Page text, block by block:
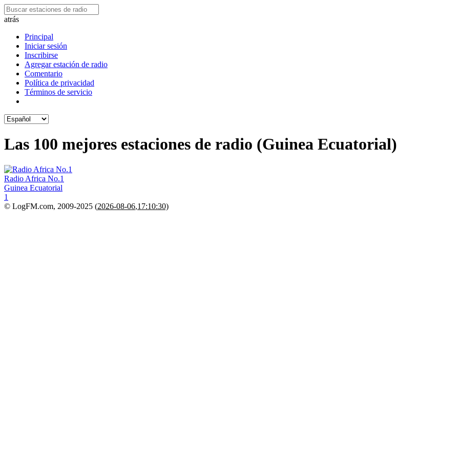
atrás
Principal
Iniciar sesión
Inscribirse
Agregar estación de radio
Comentario
Política de privacidad
Términos de servicio
Las 100 mejores estaciones de radio (Guinea Ecuatorial)
Radio Africa No.1
Guinea Ecuatorial
1
© LogFM.com, 2009-2025 (2026-08-06,17:10:30)